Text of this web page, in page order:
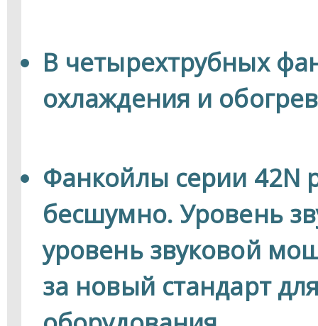
В четырехтрубных
охлаждения и
Фанкойлы серии 42N
бесшумно. Уровень
уровень звуковой
за новый стандарт